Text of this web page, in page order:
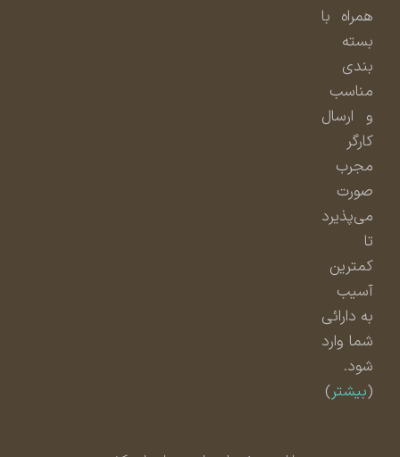
همراه با
بسته
بندی
مناسب
و ارسال
مجرب
صورت
می‌پذیرد
کمترین
آسیب
به دارائی
شما وارد
شود.
بیشتر)